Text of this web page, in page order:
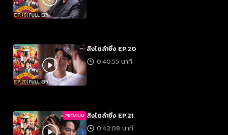
สิงโตลำซิ่ง EP.20
0:40:55 นาที
PREMIUM สิงโตลำซิ่ง EP.21
0:42:08 นาที